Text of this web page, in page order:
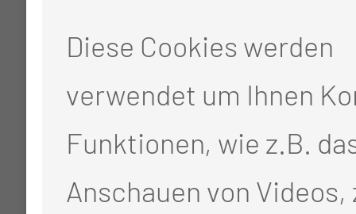
Praxisanleiterinnen und
Praxisanleiter betreut
Diese Cookies werden
verwendet um Ihnen
Funktionen, wie z.B.
Anschauen von Videos,